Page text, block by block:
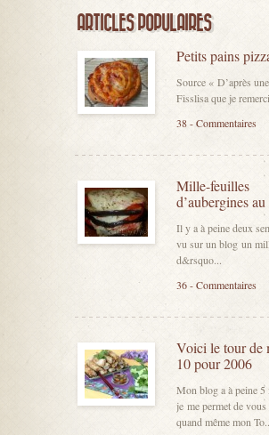
ARTICLES POPULAIRES
Petits pains
Source « D’après
Fisslisa que je
38 - Commentaires
Mille-feuilles
d’aubergines
Il y a à peine deux
vu sur un blog un
d&rsquo...
36 - Commentaires
Voici le tour de
10 pour 2006
Mon blog a à peine 5
je me permet de
quand même mon